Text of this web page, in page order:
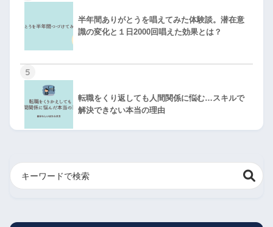
半年間ありがとうを唱えてみた体験談。潜在意
識の変化と１日2000回唱えた効果とは？
5
転職をくり返しても人間関係に悩む…スキルで
解決できない本当の理由